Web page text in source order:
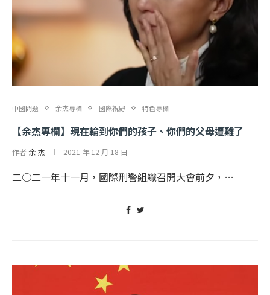
中國問題 余杰專欄 國際視野 特色專欄
【余杰專欄】現在輪到你們的孩子、你們的父母遭難了
作者 余 杰 2021 年 12 月 18 日
二○二一年十一月，國際刑警組織召開大會前夕，…